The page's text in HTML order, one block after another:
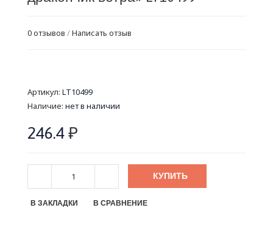
0 отзывов /Написать отзыв
Артикул: LT10499
Наличие: нет в наличии
246.4₽
КУПИТЬ
В ЗАКЛАДКИ В СРАВНЕНИЕ